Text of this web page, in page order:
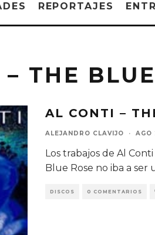
REPORTAJES
THE
AL CONTI –
ALEJANDRO CLAVIJO · AGO
Los trabajos de Al
Blue Rose no iba a ser
DISCOS 0 COMENTARIOS